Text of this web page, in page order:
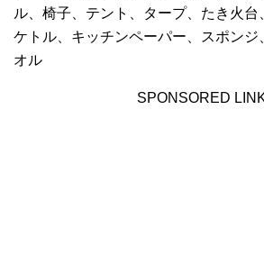
ル、椅子、テント、タープ、たき火台
ケトル、キッチンペーパー、スポンジ
オル
SPONSORED